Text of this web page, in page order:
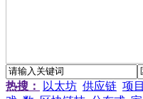
热搜： 以太坊 供应链 项目